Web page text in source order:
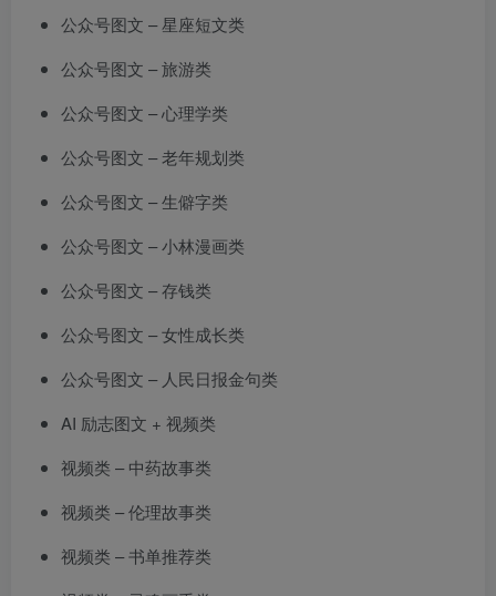
公众号图文 – 星座短文类
公众号图文 – 旅游类
公众号图文 – 心理学类
公众号图文 – 老年规划类
公众号图文 – 生僻字类
公众号图文 – 小林漫画类
公众号图文 – 存钱类
公众号图文 – 女性成长类
公众号图文 – 人民日报金句类
AI 励志图文 + 视频类
视频类 – 中药故事类
视频类 – 伦理故事类
视频类 – 书单推荐类